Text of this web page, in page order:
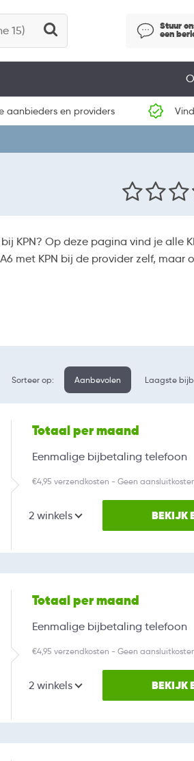
Stuur
een
aanbieders en providers
bij KPN? Op deze pagina vind je alle
met KPN bij de provider zelf, maar
Laagste
Aanbevolen
Sorteer op:
Totaal per maand
Eenmalige bijbetaling telefoon
€4,95 verzendkosten - Geen
2 winkels BEKIJK
Totaal per maand
Eenmalige bijbetaling telefoon
€4,95 verzendkosten - Geen
2 winkels BEKIJK